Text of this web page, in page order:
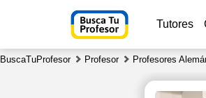
Tutores
BuscaTuProfesor Profesor Profesores